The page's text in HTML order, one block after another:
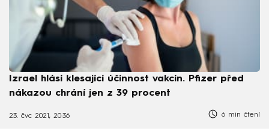
Izrael hlásí klesající účinnost vakcín. Pfizer před
nákazou chrání jen z 39 procent
23. čvc 2021, 20:36 6 min čtení